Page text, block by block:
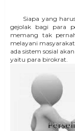
Siapa yang harus
gejolak bagi para
memang tak
melayani
ada sistem sosial
yaitu para birokrat.